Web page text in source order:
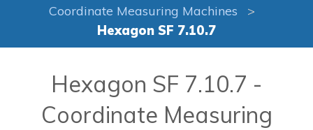
Coordinate Measuring Machines
Hexagon SF 7.10.7
Hexagon SF 7.10.7 -
Coordinate Measuring